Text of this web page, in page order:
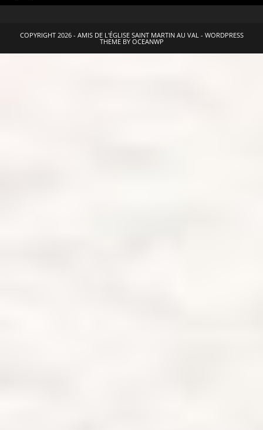
COPYRIGHT 2026 - AMIS DE L'ÉGLISE SAINT MARTIN AU VAL - WORDPRESS
THEME BY OCEANWP